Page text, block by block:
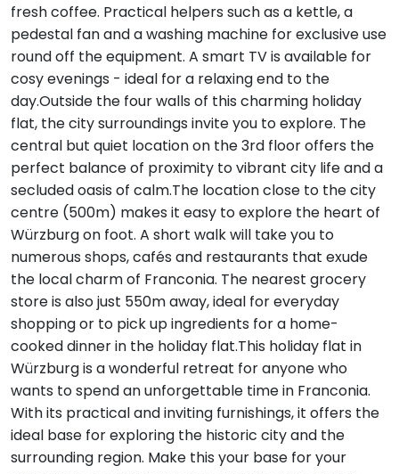
fresh coffee. Practical helpers such as a kettle, a
pedestal fan and a washing machine for exclusive use
round off the equipment. A smart TV is available for
cosy evenings - ideal for a relaxing end to the
day.Outside the four walls of this charming holiday
flat, the city surroundings invite you to explore. The
central but quiet location on the 3rd floor offers the
perfect balance of proximity to vibrant city life and a
secluded oasis of calm.The location close to the city
centre (500m) makes it easy to explore the heart of
Würzburg on foot. A short walk will take you to
numerous shops, cafés and restaurants that exude
the local charm of Franconia. The nearest grocery
store is also just 550m away, ideal for everyday
shopping or to pick up ingredients for a home-
cooked dinner in the holiday flat.This holiday flat in
Würzburg is a wonderful retreat for anyone who
wants to spend an unforgettable time in Franconia.
With its practical and inviting furnishings, it offers the
ideal base for exploring the historic city and the
surrounding region. Make this your base for your